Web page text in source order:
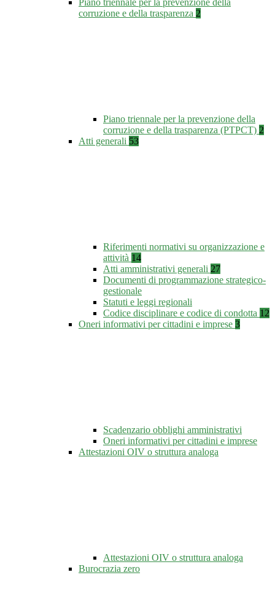
Piano triennale per la prevenzione della
corruzione e della trasparenza 2
Piano triennale per la prevenzione della
corruzione e della trasparenza (PTPCT) 2
Atti generali 53
Riferimenti normativi su organizzazione e
attività 14
Atti amministrativi generali 27
Documenti di programmazione strategico-
gestionale
Statuti e leggi regionali
Codice disciplinare e codice di condotta 12
Oneri informativi per cittadini e imprese 3
Scadenzario obblighi amministrativi
Oneri informativi per cittadini e imprese
Attestazioni OIV o struttura analoga
Attestazioni OIV o struttura analoga
Burocrazia zero